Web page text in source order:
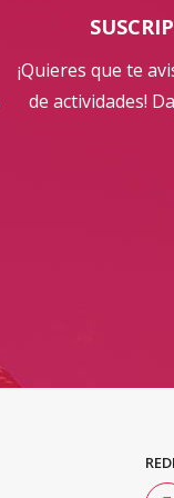
¡Quieres que te
de actividades!